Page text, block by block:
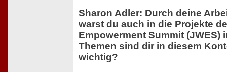
Sharon Adler: Durch deine
warst du auch in die Projekte
Empowerment Summit (JWES)
Themen sind dir in diesem
wichtig?